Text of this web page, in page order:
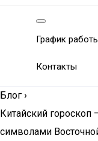
График
Контакты
Блог ›
Китайский
символами